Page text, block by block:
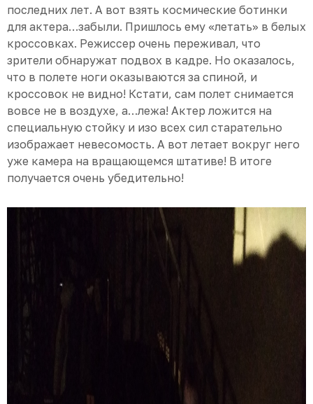
последних лет. А вот взять космические ботинки
для актера…забыли. Пришлось ему «летать» в белых
кроссовках. Режиссер очень переживал, что
зрители обнаружат подвох в кадре. Но оказалось,
что в полете ноги оказываются за спиной, и
кроссовок не видно! Кстати, сам полет снимается
вовсе не в воздухе, а…лежа! Актер ложится на
специальную стойку и изо всех сил старательно
изображает невесомость. А вот летает вокруг него
уже камера на вращающемся штативе! В итоге
получается очень убедительно!